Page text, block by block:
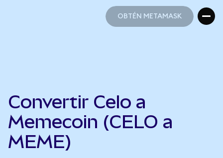
OBTÉN METAMASK
Convertir Celo a
Memecoin (CELO a
MEME)